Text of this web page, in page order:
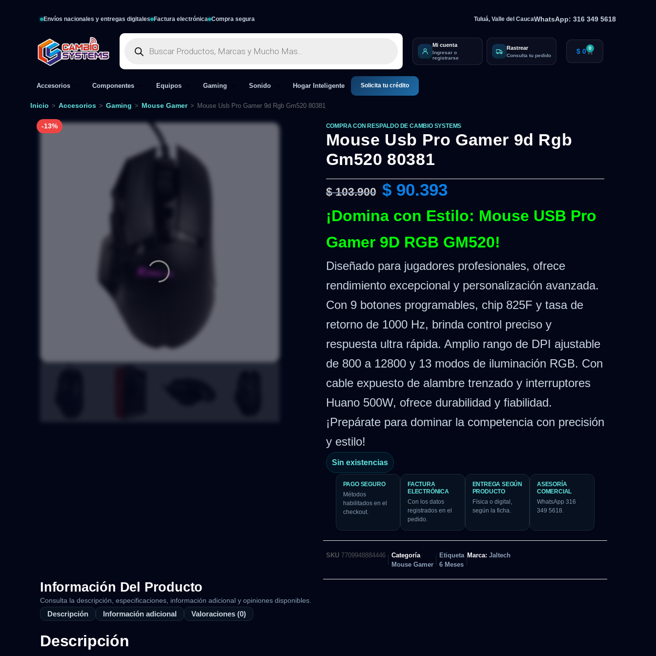
Envíos nacionales y entregas digitales Factura electrónica Compra segura Tuluá, Valle del CaucaWhatsApp: 316 349 5618
Mi cuenta
Ingresar o
registrarse
Rastrear
Consulta tu pedido $ 0 0
Accesorios Componentes Equipos Gaming Sonido Hogar Inteligente Solicita tu crédito
Inicio > Accesorios > Gaming > Mouse Gamer > Mouse Usb Pro Gamer 9d Rgb Gm520 80381
-13% COMPRA CON RESPALDO DE CAMBIO SYSTEMS
Mouse Usb Pro Gamer 9d Rgb
Gm520 80381
$103.900 $90.393
¡Domina con Estilo: Mouse USB Pro
Gamer 9D RGB GM520!
Diseñado para jugadores profesionales, ofrece
rendimiento excepcional y personalización avanzada.
Con 9 botones programables, chip 825F y tasa de
retorno de 1000 Hz, brinda control preciso y
respuesta ultra rápida. Amplio rango de DPI ajustable
de 800 a 12800 y 13 modos de iluminación RGB. Con
cable expuesto de alambre trenzado y interruptores
Huano 500W, ofrece durabilidad y fiabilidad.
¡Prepárate para dominar la competencia con precisión
y estilo!
Sin existencias
PAGO SEGURO
Métodos
habilitados en el
checkout.
FACTURA
ELECTRÓNICA
Con los datos
registrados en el
pedido.
ENTREGA SEGÚN
PRODUCTO
Física o digital,
según la ficha.
ASESORÍA
COMERCIAL
WhatsApp 316
349 5618.
SKU 7709948884446
Categoría
Mouse Gamer
Etiqueta
6 Meses
Marca: Jaltech
Información Del Producto
Consulta la descripción, especificaciones, información adicional y opiniones disponibles.
Descripción Información adicional Valoraciones (0)
Descripción